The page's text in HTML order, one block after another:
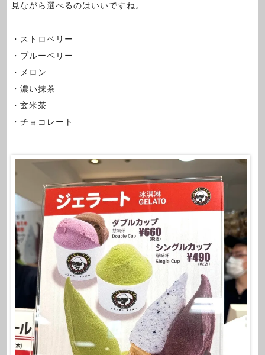
見ながら選べるのはいいですね。
・ストロベリー
・ブルーベリー
・メロン
・濃い抹茶
・玄米茶
・チョコレート